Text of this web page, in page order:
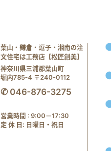
葉山・鎌倉・逗子・湘南の注
文住宅は工務店【松匠創美】
神奈川県三浦郡葉山町
堀内785-4 〒240-0112
✆ 046-876-3275
営業時間 : 9:00－17:30
定 休 日: 日曜日・祝日